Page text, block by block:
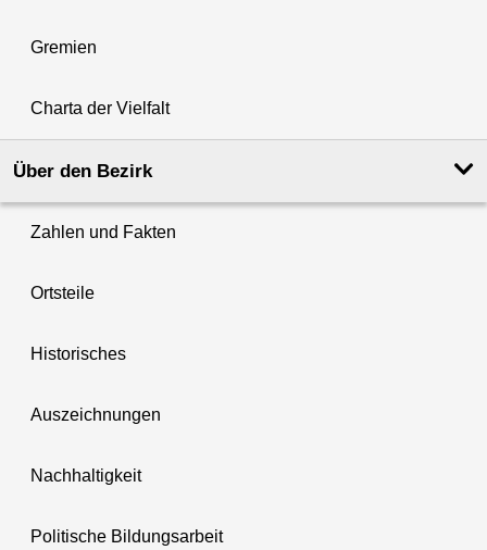
Gremien
Charta der Vielfalt
Über den Bezirk
Zahlen und Fakten
Ortsteile
Historisches
Auszeichnungen
Nachhaltigkeit
Politische Bildungsarbeit